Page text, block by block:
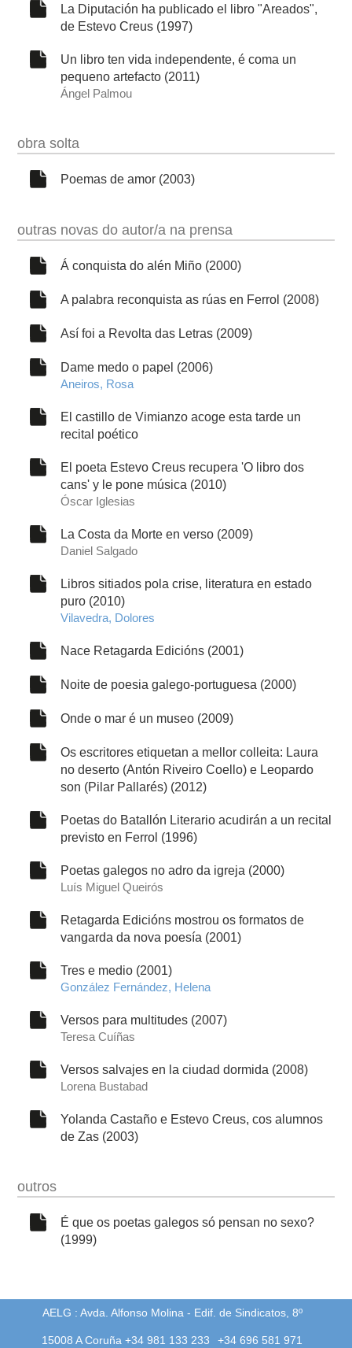
La Diputación ha publicado el libro "Areados",
de Estevo Creus (1997)
Un libro ten vida independente, é coma un
pequeno artefacto (2011)
Ángel Palmou
obra solta
Poemas de amor (2003)
outras novas do autor/a na prensa
Á conquista do alén Miño (2000)
A palabra reconquista as rúas en Ferrol (2008)
Así foi a Revolta das Letras (2009)
Dame medo o papel (2006)
Aneiros, Rosa
El castillo de Vimianzo acoge esta tarde un
recital poético
El poeta Estevo Creus recupera 'O libro dos
cans' y le pone música (2010)
Óscar Iglesias
La Costa da Morte en verso (2009)
Daniel Salgado
Libros sitiados pola crise, literatura en estado
puro (2010)
Vilavedra, Dolores
Nace Retagarda Edicións (2001)
Noite de poesia galego-portuguesa (2000)
Onde o mar é un museo (2009)
Os escritores etiquetan a mellor colleita: Laura
no deserto (Antón Riveiro Coello) e Leopardo
son (Pilar Pallarés) (2012)
Poetas do Batallón Literario acudirán a un recital
previsto en Ferrol (1996)
Poetas galegos no adro da igreja (2000)
Luís Miguel Queirós
Retagarda Edicións mostrou os formatos de
vangarda da nova poesía (2001)
Tres e medio (2001)
González Fernández, Helena
Versos para multitudes (2007)
Teresa Cuíñas
Versos salvajes en la ciudad dormida (2008)
Lorena Bustabad
Yolanda Castaño e Estevo Creus, cos alumnos
de Zas (2003)
outros
É que os poetas galegos só pensan no sexo?
(1999)
AELG : Avda. Alfonso Molina - Edif. de Sindicatos, 8º
15008 A Coruña +34 981 133 233 +34 696 581 971